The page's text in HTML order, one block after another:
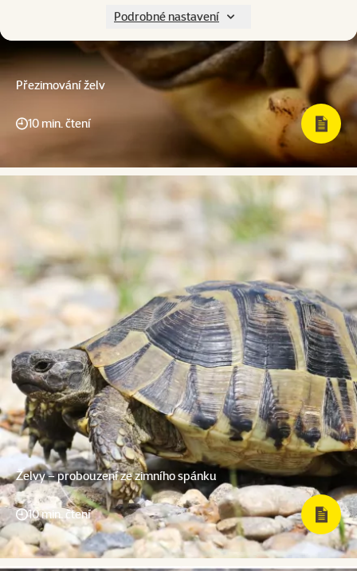
Podrobné nastavení
Přezimování želv
10 min. čtení
Želvy – probouzení ze zimního spánku
10 min. čtení